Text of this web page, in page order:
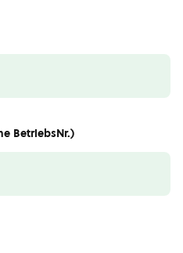
BetriebsNr.)